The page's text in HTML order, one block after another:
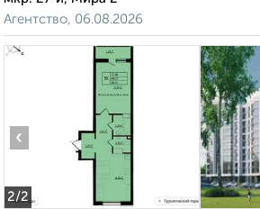
Агентство, 06.08.2026
2/2
‹